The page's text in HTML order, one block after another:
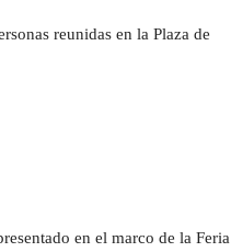
reunidas en la Plaza de
en el marco de la Feria